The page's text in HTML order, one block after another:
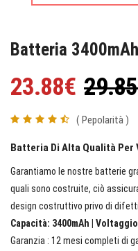
Batteria
23.88€
( Pepolarità )
Batteria Di Alta Qualità Per
Garantiamo le nostre batterie
quali sono costruite, ciò
design costruttivo privo di difetti.
Capacità: 3400mAh |
Garanzia : 12 mesi completi di